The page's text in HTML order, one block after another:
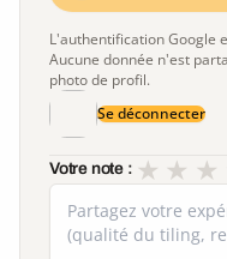
L'authentification Google
Aucune donnée n'est
photo de profil.
Se déconnecter
Votre note : ★
★
★